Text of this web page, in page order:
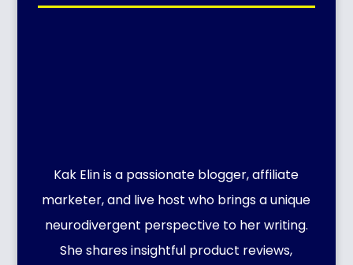
Kak Elin is a passionate blogger, affiliate
marketer, and live host who brings a unique
neurodivergent perspective to her writing.
She shares insightful product reviews,